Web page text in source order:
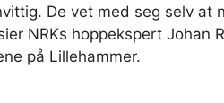
De vet med seg selv at
NRKs hoppekspert Johan
på Lillehammer.